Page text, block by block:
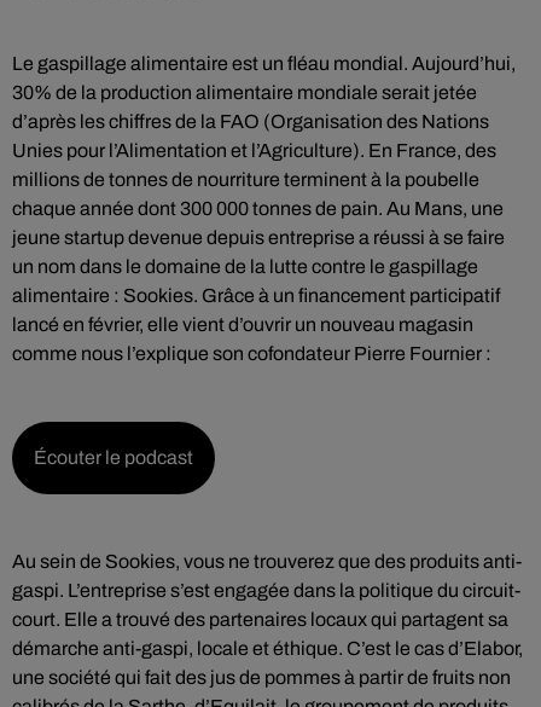
Le gaspillage alimentaire est un fléau mondial. Aujourd’hui,
30% de la production alimentaire mondiale serait jetée
d’après les chiffres de la FAO (Organisation des Nations
Unies pour l’Alimentation et l’Agriculture). En France, des
millions de tonnes de nourriture terminent à la poubelle
chaque année dont 300 000 tonnes de pain. Au Mans, une
jeune startup devenue depuis entreprise a réussi à se faire
un nom dans le domaine de la lutte contre le gaspillage
alimentaire : Sookies. Grâce à un financement participatif
lancé en février, elle vient d’ouvrir un nouveau magasin
comme nous l’explique son cofondateur Pierre Fournier :
Écouter le podcast
Au sein de Sookies, vous ne trouverez que des produits anti-
gaspi. L’entreprise s’est engagée dans la politique du circuit-
court. Elle a trouvé des partenaires locaux qui partagent sa
démarche anti-gaspi, locale et éthique. C’est le cas d’Elabor,
une société qui fait des jus de pommes à partir de fruits non